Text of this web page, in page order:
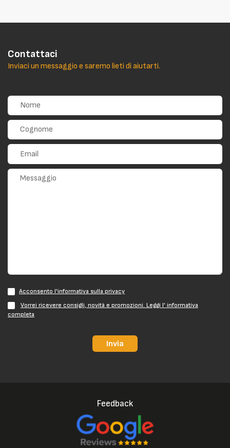
Contattaci
Inviaci un messaggio e saremo lieti di aiutarti.
Acconsento l'informativa sulla privacy
Vorrei ricevere consigli, novità e promozioni. Leggi l' informativa
completa
Invia
Feedback